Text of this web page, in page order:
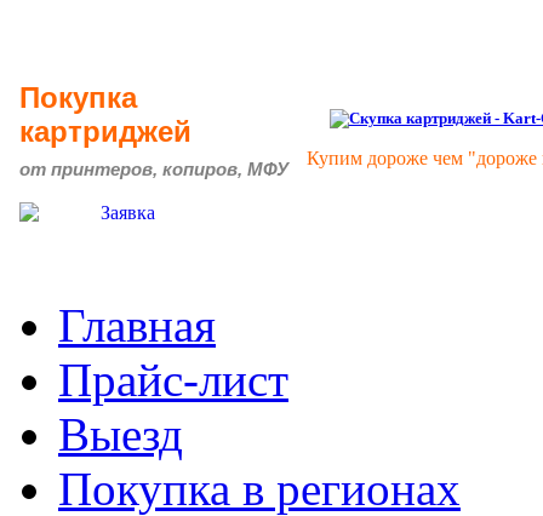
Покупка
картриджей
от принтеров, копиров, МФУ
Купим дороже чем
Главная
Прайс-лист
Выезд
Покупка в регионах